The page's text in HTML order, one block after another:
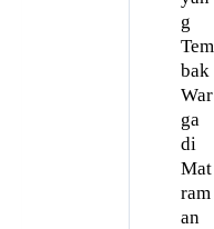
g
Tem
bak
War
ga
di
Mat
ram
an